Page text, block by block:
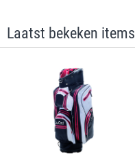
Laatst bekeken items